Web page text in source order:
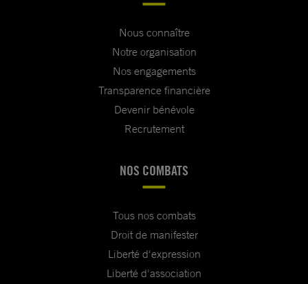
Nous connaître
Notre organisation
Nos engagements
Transparence financière
Devenir bénévole
Recrutement
NOS COMBATS
Tous nos combats
Droit de manifester
Liberté d'expression
Liberté d'association